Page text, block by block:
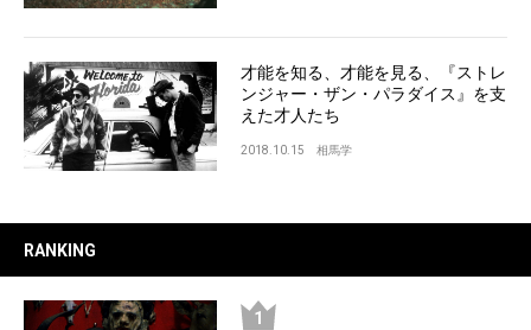
才能を知る、才能を見る、『ストレ
ンジャー・ザン・パラダイス』を支
えた才人たち
2018.10.15 相馬学
RANKING